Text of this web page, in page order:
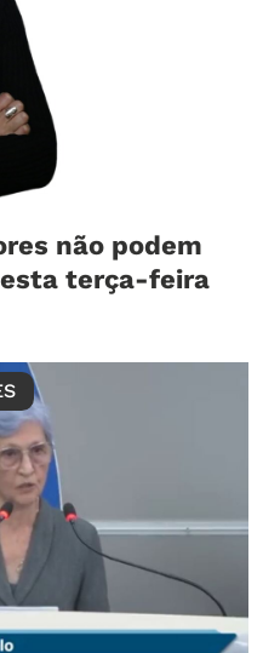
não podem
terça-feira